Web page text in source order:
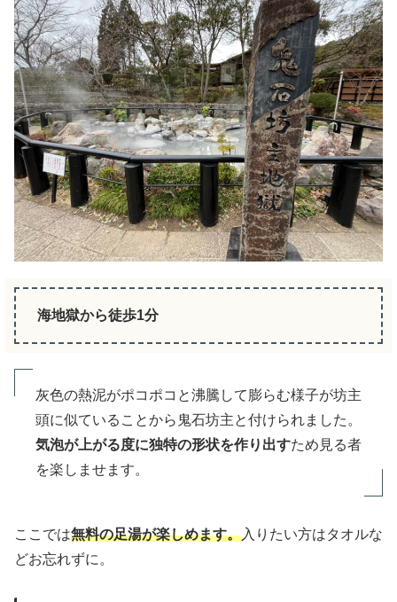
海地獄から徒歩1分
灰色の熱泥がポコポコと沸騰して膨らむ様子が坊主
頭に似ていることから鬼石坊主と付けられました。
気泡が上がる度に独特の形状を作り出すため見る者
を楽しませます。
ここでは無料の足湯が楽しめます。入りたい方はタオルな
どお忘れずに。